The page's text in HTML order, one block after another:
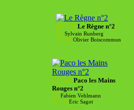
[26:33] Le Règne n°2
Sylvain Runberg
Olivier Boiscommun
[37:46] Paco les Mains
Rouges n°2
Fabien Vehlmann
Eric Sagot